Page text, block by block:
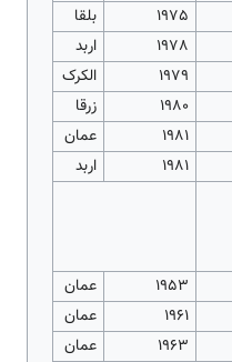
1975
بلقا
1978
اربد
1979
الکرک
1980
زرقا
1981
عمان
1981
اربد
1953
عمان
1961
عمان
1963
عمان